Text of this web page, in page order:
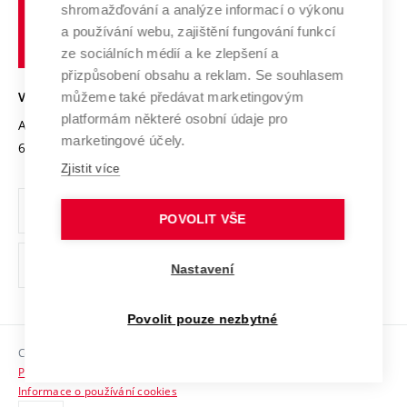
Transfer znalostí
Open Science
Projekty
Projekty ze strukturálních fondů
Specifický výzkum
Mezinárodní dohody
Univerzitní sítě
Udržitelná univerzita
Podnikavá univerzita / ContriBUTe
Bezpečná univerzita
Vyznamenání
Organizační struktura
Ochrana osobních údajů
odkaz)
Sociální bezpečí
HR Award
učení
technické
Brně
VYSOKÉ UČENÍ TECHNICKÉ V BRNĚ
Antonínská 548/1
602 00 Brno
www.vut.cz
vut@vutbr.cz
Copyright © 2026 VUT
Prohlášení o přístupnosti
Informace o používání cookies
shromažďování a analýze informací o výkonu
a používání webu, zajištění fungování funkcí
ze sociálních médií a ke zlepšení a
přizpůsobení obsahu a reklam. Se souhlasem
můžeme také předávat marketingovým
platformám některé osobní údaje pro
marketingové účely.
Zjistit více
POVOLIT VŠE
Nastavení
Povolit pouze nezbytné